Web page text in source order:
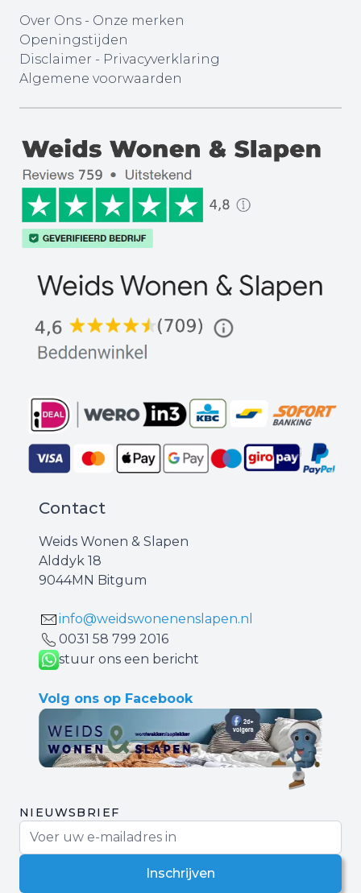
Over Ons - Onze merken
Openingstijden
Disclaimer - Privacyverklaring
Algemene voorwaarden
Contact
Weids Wonen & Slapen
Alddyk 18
9044MN Bitgum
info@weidswonenenslapen.nl
0031 ‪58 799 2016‬
stuur ons een bericht
Volg ons op Facebook
NIEUWSBRIEF
Inschrijven